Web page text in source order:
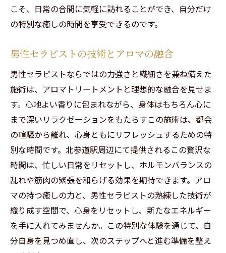
男性セラピストが提供する北参道のアロマトリ
ートメントでリラックス
リラックスを促すプロの技術
心地よい空間で深いリラクゼーション
ストレスフリーで過ごす贅沢な時間
心と体を癒すためのセラピストの役割
特別なリラクゼーションを北参道で体感
心身のバランスを整える北参道でのアロマトリ
ートメント
アロマトリートメントで得られる健康効果
心と体の調和を目指す施術
現代人に必要なリラックスタイム
リンパの流れを改善する技術
日常生活に活かすリラクゼーション効果
こそ、日常の合間に気軽に訪れることができ、自分だけ
の特別な癒しの時間を享受できるのです。
男性セラピストの技術とアロマの融合
男性セラピストならではの力強さと繊細さを兼ね備えた
施術は、アロマトリートメントと理想的な融合を見せま
す。心地よい香りに包まれながら、身体はもちろん心に
まで深いリラクゼーションをもたらすこの施術は、都会
の喧騒から離れ、心身ともにリフレッシュするための特
別な時間です。北参道駅周辺にて提供されるこの贅沢な
時間は、忙しい日常をリセットし、ホルモンバランスの
乱れや筋肉の緊張を和らげる効果を期待できます。アロ
マの持つ癒しの力と、男性セラピストの熟練した技術が
織り成す空間で、心身をリセットし、新たなエネルギー
を手に入れてみませんか。この特別な体験を通じて、自
分自身を見つめ直し、次のステップへと進む準備を整え